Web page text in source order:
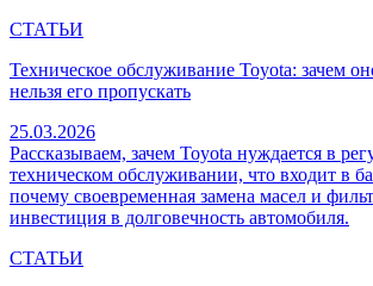
СТАТЬИ
Техническое обслуживание Toyota: зачем
нельзя его пропускать
25.03.2026
Рассказываем, зачем Toyota нуждается в
техническом обслуживании, что входит в
почему своевременная замена масел и
инвестиция в долговечность автомобиля.
СТАТЬИ